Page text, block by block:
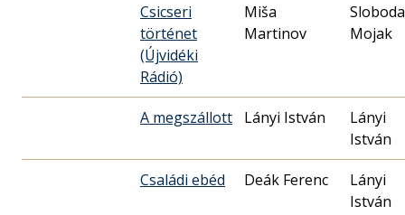
Csicseri
történet
(Újvidéki
Rádió)
Miša
Martinov
Mojak
A megszállott Lányi István
Lányi
István
Családi ebéd Deák Ferenc
Lányi
István